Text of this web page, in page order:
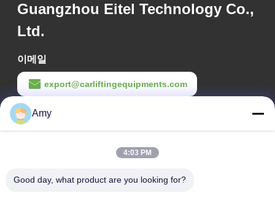
Guangzhou Eitel Technology Co.,
Ltd.
이메일
export@carliftingequipments.com
작업 시간
09:00-18:00
회사 주소
Amy
4:03 PM
Good day, what product are you looking for?